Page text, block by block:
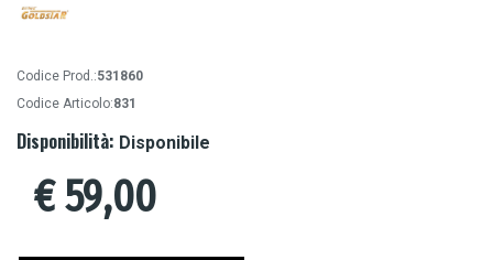
Codice Prod.:531860
Codice Articolo:831
Disponibilità: Disponibile
€59,00